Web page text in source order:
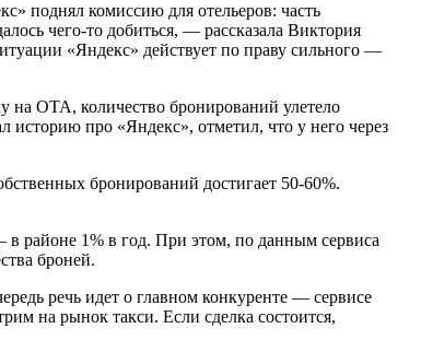
поднял комиссию для отельеров: часть
чего-то добиться, — рассказала Виктория
«Яндекс» действует по праву сильного —
на ОТА, количество бронирований улетело
историю про «Яндекс», отметил, что у него через
бронирований достигает 50-60%.
в районе 1% в год. При этом, по данным сервиса
броней.
речь идет о главном конкуренте — сервисе
на рынок такси. Если сделка состоится,